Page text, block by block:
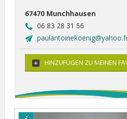
67470 Munchhausen
06 83 28 31 56
HINZUFÜGEN ZU MEINEN